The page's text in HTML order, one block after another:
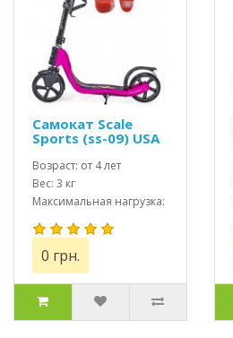
Самокат Scale
Sports (ss-09) USA
фонарик
Возраст: от 4 лет
Вес: 3 кг
Максимальная нагрузка:
до 80 кг
0 грн.